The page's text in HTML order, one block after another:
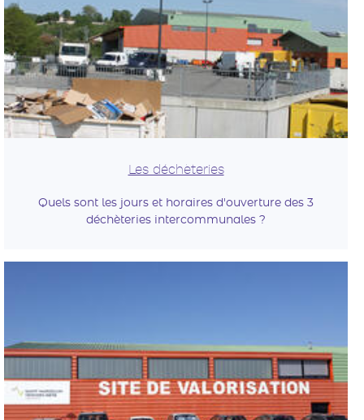
Les déchèteries
Quels sont les jours et horaires d'ouverture des 3
déchèteries intercommunales ?